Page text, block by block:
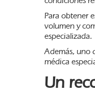
Para obtener
volumen y
especializada.
Además, uno
médica
Un